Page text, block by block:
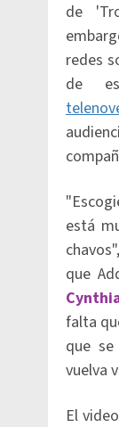
de
redes
de
está
que
falta
que
vuelva
El